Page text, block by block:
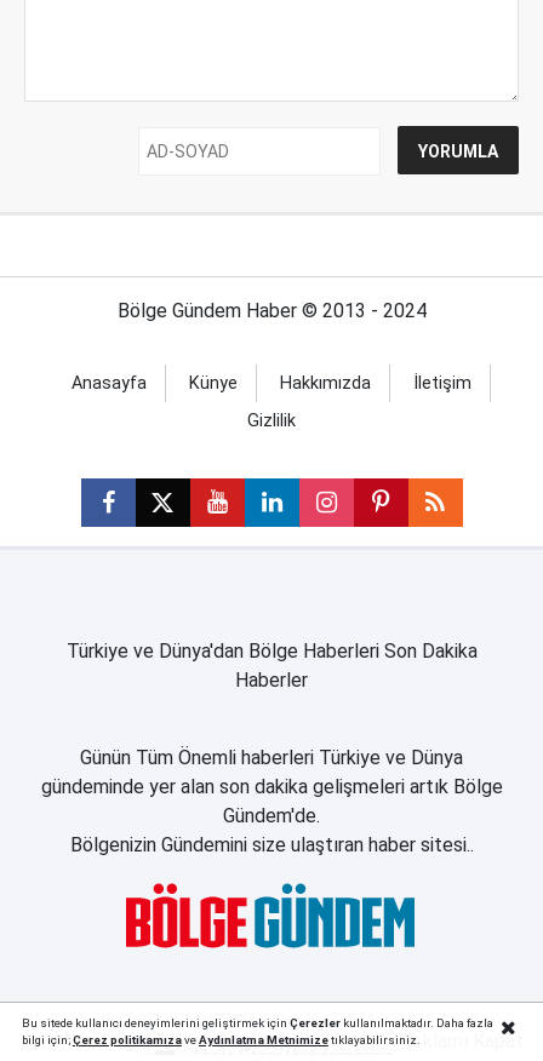
Bölge Gündem Haber © 2013 - 2024
Anasayfa Künye Hakkımızda
İletişim
Gizlilik
Türkiye ve Dünya'dan Bölge Haberleri Son Dakika
Haberler
Günün Tüm Önemli haberleri Türkiye ve Dünya
gündeminde yer alan son dakika gelişmeleri artık Bölge
Gündem'de.
Bölgenizin Gündemini size ulaştıran haber sitesi..
Bu sitede kullanıcı deneyimlerini geliştirmek için Çerezlerkullanılmaktadır. Daha fazla
bilgi için;Çerez politikamızaveAydınlatma Metnimizetıklayabilirsiniz.Reklamı Kapat